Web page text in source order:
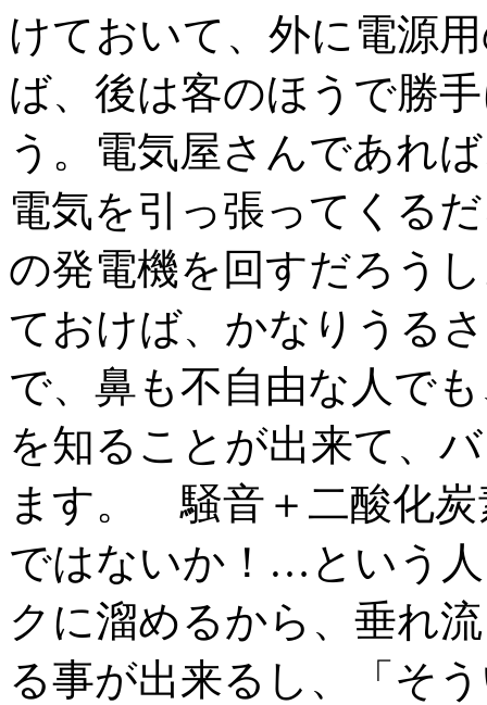
けておいて、外に電源
ば、後は客のほうで勝
う。電気屋さんであれ
電気を引っ張ってくる
の発電機を回すだろう
ておけば、かなりうる
で、鼻も不自由な人で
を知ることが出来て、
ます。 騒音＋二酸化
ではないか！…という
クに溜めるから、垂れ
る事が出来るし、「そ